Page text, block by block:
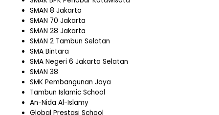
SMAN 8 Jakarta
SMAN 70 Jakarta
SMAN 28 Jakarta
SMAN 2 Tambun Selatan
SMA Bintara
SMA Negeri 6 Jakarta Selatan
SMAN 38
SMK Pembangunan Jaya
Tambun Islamic School
An-Nida Al-Islamy
Global Prestasi School